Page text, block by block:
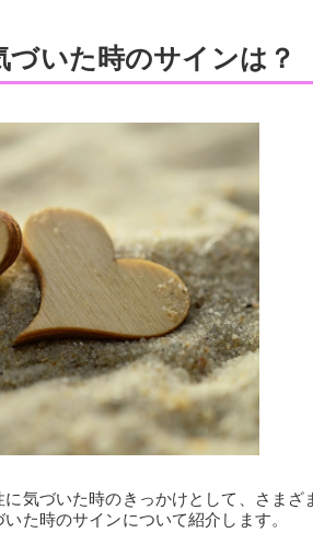
いた時のサインは？
気づいた時のきっかけとして、さまざ
た時のサインについて紹介します。